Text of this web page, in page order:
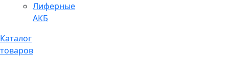
Лиферные
АКБ
Каталог
товаров